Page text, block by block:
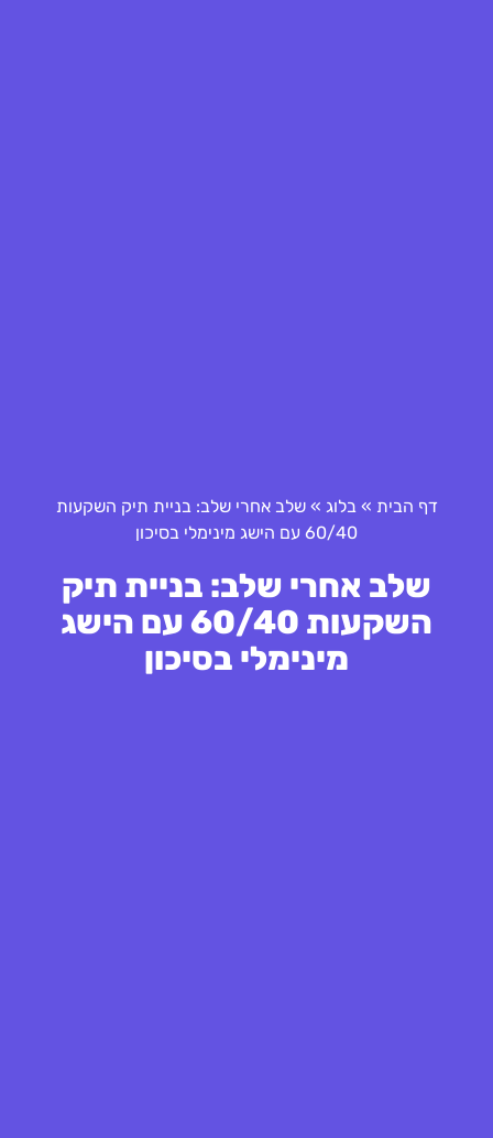
דף הבית » בלוג »שלב אחרי שלב: בניית תיק השקעות
60/40 עם הישג מינימלי בסיכון
שלב אחרי שלב: בניית תיק
השקעות 60/40 עם הישג
מינימלי בסיכון